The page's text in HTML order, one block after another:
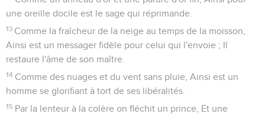
une oreille docile est le sage qui réprimande.
13 Comme la fraîcheur de la neige au temps de la moisson,
Ainsi est un messager fidèle pour celui qui l'envoie ; Il
restaure l'âme de son maître.
14 Comme des nuages et du vent sans pluie, Ainsi est un
homme se glorifiant à tort de ses libéralités.
15 Par la lenteur à la colère on fléchit un prince, Et une